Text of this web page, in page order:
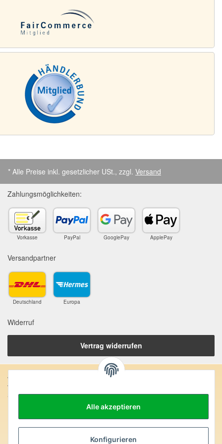
Alle akzeptieren
Konfigurieren
* Alle Preise inkl. gesetzlicher USt., zzgl. Versand
Zahlungsmöglichkeiten:
Vorkasse PayPal GooglePay ApplePay
Versandpartner
Deutschland Europa
Widerruf
Vertrag widerrufen
Anschrift:
SteinZeitOase
D-75391 Gechingen